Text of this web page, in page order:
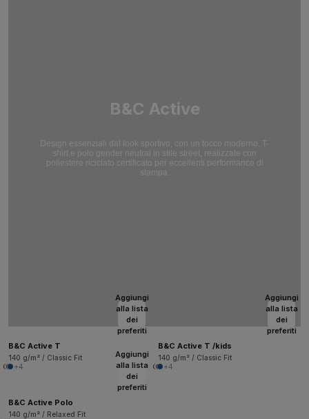
B&C Active
Design essenziali dal look sportivo, con un tocco moderno. T-
shirt e polo gender neutral in stile street, realizzate con
poliestere riciclato certificato per eccellenti performance di
stampa.
Aggiungi
alla lista
dei
preferiti
B&C Active T
140 g/m² / Classic Fit
+4
Aggiungi
alla lista
dei
preferiti
B&C Active T /kids
140 g/m² / Classic Fit
+4
Aggiungi
alla lista
dei
preferiti
B&C Active Polo
140 g/m² / Relaxed Fit